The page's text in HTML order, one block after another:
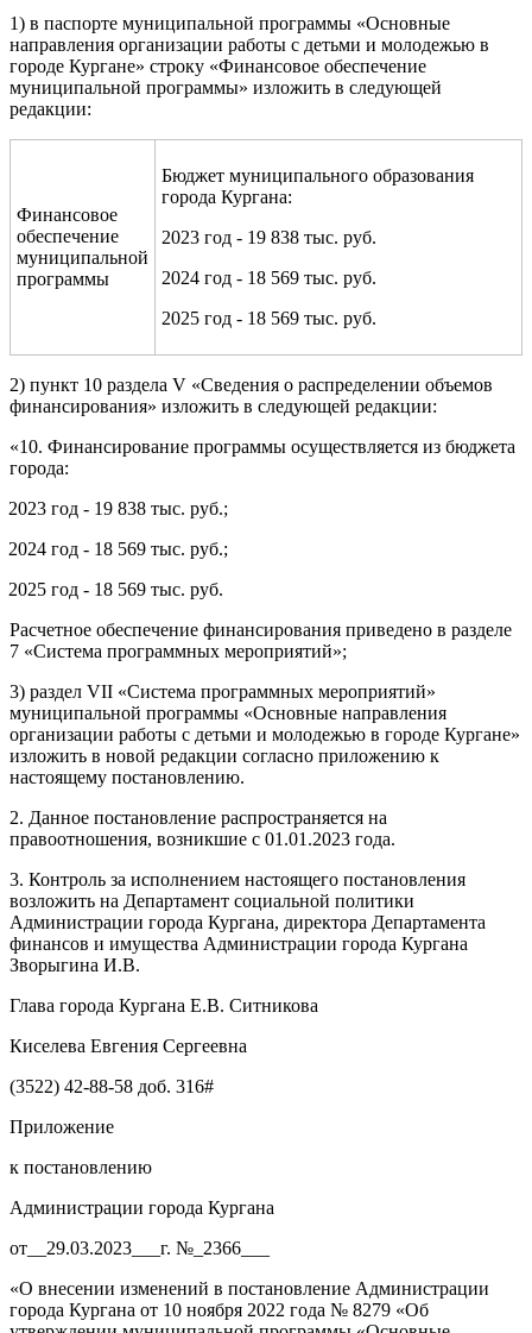
1) в паспорте муниципальной программы «Основные
направления организации работы с детьми и молодежью в
городе Кургане» строку «Финансовое обеспечение
муниципальной программы» изложить в следующей
редакции:
Финансовое
обеспечение
муниципальной
программы
Бюджет муниципального образования
города Кургана:
2023 год - 19 838 тыс. руб.
2024 год - 18 569 тыс. руб.
2025 год - 18 569 тыс. руб.
2) пункт 10 раздела V «Сведения о распределении объемов
финансирования» изложить в следующей редакции:
«10. Финансирование программы осуществляется из бюджета
города:
2023 год - 19 838 тыс. руб.;
2024 год - 18 569 тыс. руб.;
2025 год - 18 569 тыс. руб.
Расчетное обеспечение финансирования приведено в разделе
7 «Система программных мероприятий»;
3) раздел VII «Система программных мероприятий»
муниципальной программы «Основные направления
организации работы с детьми и молодежью в городе Кургане»
изложить в новой редакции согласно приложению к
настоящему постановлению.
2. Данное постановление распространяется на
правоотношения, возникшие с 01.01.2023 года.
3. Контроль за исполнением настоящего постановления
возложить на Департамент социальной политики
Администрации города Кургана, директора Департамента
финансов и имущества Администрации города Кургана
Зворыгина И.В.
Глава города Кургана Е.В. Ситникова
Киселева Евгения Сергеевна
(3522) 42-88-58 доб. 316#
Приложение
к постановлению
Администрации города Кургана
от__29.03.2023___г. №_2366___
«О внесении изменений в постановление Администрации
города Кургана от 10 ноября 2022 года № 8279 «Об